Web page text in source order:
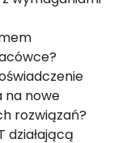
na nowe
rozwiązań?
działającą